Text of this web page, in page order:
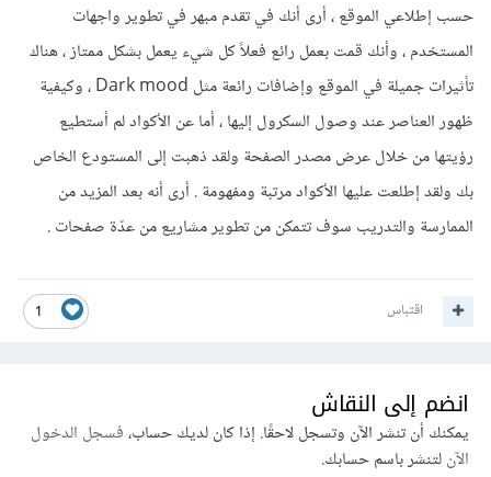
حسب إطلاعي الموقع ، أرى أنك في تقدم مبهر في تطوير واجهات
المستخدم ، وأنك قمت بعمل رائع فعلاً كل شيء يعمل بشكل ممتاز ، هناك
تأثيرات جميلة في الموقع وإضافات رائعة مثل Dark mood ، وكيفية
ظهور العناصر عند وصول السكرول إليها ، أما عن الأكواد لم أستطيع
رؤيتها من خلال عرض مصدر الصفحة ولقد ذهبت إلى المستودع الخاص
بك ولقد إطلعت عليها الأكواد مرتبة ومفهومة . أرى أنه بعد المزيد من
الممارسة والتدريب سوف تتمكن من تطوير مشاريع من عدّة صفحات .
1 اقتباس
انضم إلى النقاش
يمكنك أن تنشر الآن وتسجل لاحقًا. إذا كان لديك حساب،فسجل الدخول
الآنلتنشر باسم حسابك.